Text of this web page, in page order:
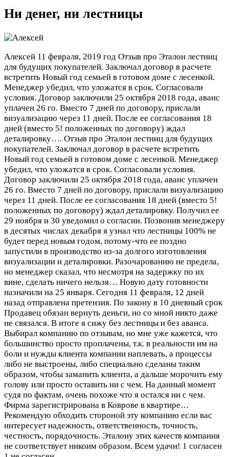
Ни денег, ни лестницы
Алексей 11 февраля, 2019 год Отзыв про Эталон лестниц
для будущих покупателей. Заключал договор в расчете
встретить Новый год семьей в готовом доме с лесенкой.
Менеджер убедил, что уложатся в срок. Согласовали
условия. Договор заключили 25 октября 2018 года, аванс
уплачен 26 го. Вместо 7 дней по договору, прислали
визуализацию через 11 дней. После ее согласования 18
дней (вместо 5! положенных по договору) ждал
деталировку…. Отзыв про Эталон лестниц для будущих
покупателей. Заключал договор в расчете встретить
Новый год семьей в готовом доме с лесенкой. Менеджер
убедил, что уложатся в срок. Согласовали условия.
Договор заключили 25 октября 2018 года, аванс уплачен
26 го. Вместо 7 дней по договору, прислали визуализацию
через 11 дней. После ее согласования 18 дней (вместо 5!
положенных по договору) ждал деталировку. Получил ее
29 ноября и 30 уведомил о согласии. Позвонив менеджеру
в десятых числах декабря я узнал что лестницы 100% не
будет перед новым годом, потому-что ее поздно
запустили в производство из-за долгого изготовления
визуализации и деталировки. Разочарованию не предела,
но менеджер сказал, что несмотря на задержку по их
вине, сделать ничего нельзя… Новую дату готовности
назначили на 25 января. Сегодня 11 февраля, 12 дней
назад отправлена претензия. По закону в 10 дневный срок
Продавец обязан вернуть деньги, но со мной никто даже
не связался. В итоге я сижу без лестницы и без аванса.
Выбирал компанию по отзывам, но мне уже кажется, что
большинство просто проплачены, т.к. в реальности им на
боли и нужды клиента компании наплевать, а процессы
либо не выстроены, либо специально сделаны таким
образом, чтобы заманить клиента, а дальше морочить ему
голову или просто оставить ни с чем. На данный момент
судя по фактам, очень похоже что я остался ни с чем.
Фирма зарегистрирована в Коврове в квартире…
Рекомендую обходить стороной эту компанию если вас
интересует надежность, ответственность, точность,
честность, порядочность. Эталону этих качеств компания
не соответствует никоим образом. Всем удачи! 1 согласен